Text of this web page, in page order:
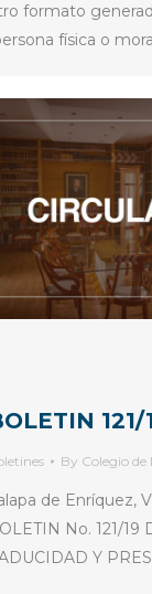
formato
física o
121/
By Colegio de
de Enríquez,
No. 121/19
Y